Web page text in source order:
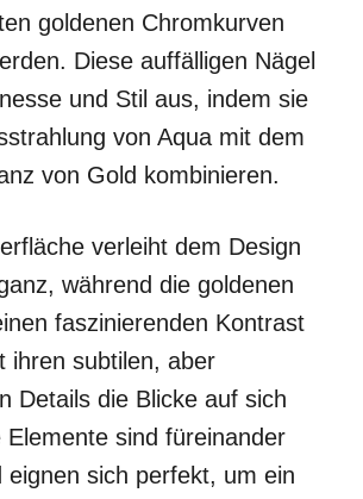
goldenen Chromkurven
Diese auffälligen Nägel
und Stil aus, indem sie
von Aqua mit dem
von Gold kombinieren.
verleiht dem Design
während die goldenen
faszinierenden Kontrast
ihren subtilen, aber
Details die Blicke auf sich
Elemente sind füreinander
eignen sich perfekt, um ein